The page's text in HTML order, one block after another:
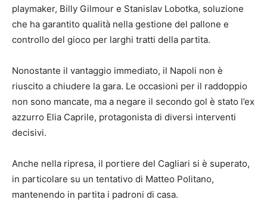
playmaker, Billy Gilmour e Stanislav Lobotka, soluzione
che ha garantito qualità nella gestione del pallone e
controllo del gioco per larghi tratti della partita.
Nonostante il vantaggio immediato, il Napoli non è
riuscito a chiudere la gara. Le occasioni per il raddoppio
non sono mancate, ma a negare il secondo gol è stato l’ex
azzurro Elia Caprile, protagonista di diversi interventi
decisivi.
Anche nella ripresa, il portiere del Cagliari si è superato,
in particolare su un tentativo di Matteo Politano,
mantenendo in partita i padroni di casa.